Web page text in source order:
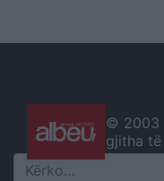
© 2003
gjitha